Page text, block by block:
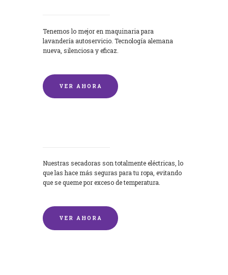
Tenemos lo mejor en maquinaria para
lavandería autoservicio. Tecnología alemana
nueva, silenciosa y eficaz.
VER AHORA
Nuestras secadoras son totalmente eléctricas, lo
que las hace más seguras para tu ropa, evitando
que se queme por exceso de temperatura.
VER AHORA